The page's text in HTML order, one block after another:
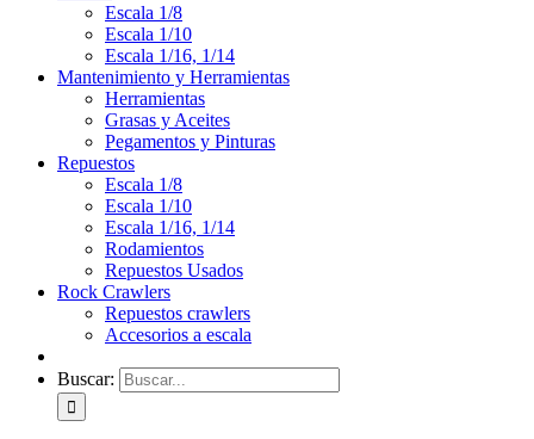
Escala 1/8
Escala 1/10
Escala 1/16, 1/14
Mantenimiento y Herramientas
Herramientas
Grasas y Aceites
Pegamentos y Pinturas
Repuestos
Escala 1/8
Escala 1/10
Escala 1/16, 1/14
Rodamientos
Repuestos Usados
Rock Crawlers
Repuestos crawlers
Accesorios a escala
Buscar: